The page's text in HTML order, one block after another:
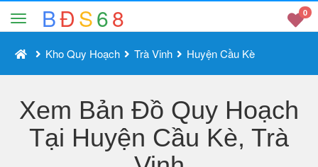
BĐS68 0
Kho Quy Hoạch Trà Vinh Huyện Cầu Kè
Xem Bản Đồ Quy Hoạch
Tại Huyện Cầu Kè, Trà